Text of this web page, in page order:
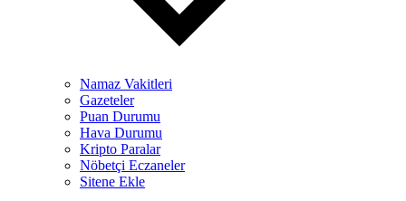
Namaz Vakitleri
Gazeteler
Puan Durumu
Hava Durumu
Kripto Paralar
Nöbetçi Eczaneler
Sitene Ekle